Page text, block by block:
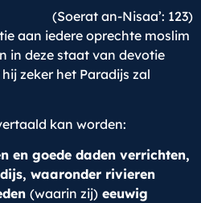
(Soerat an-Nisaa’: 123)
aan iedere oprechte moslim
in deze staat van devotie
zeker het Paradijs zal
kan worden:
en goede daden verrichten,
waaronder rivieren
(waarin zij) eeuwig